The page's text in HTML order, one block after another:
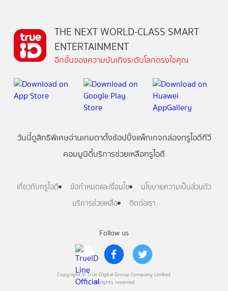
Follow us
Copyright © True Digital Group Company Limited.
All rights reserved
THE NEXT WORLD-CLASS SMART
ENTERTAINMENT
อีกขั้นของความบันเทิงระดับโลกตรงใจคุณ
วันนี้ดูสิทธิพิเศษอ่านเกมตาตั้งช้อปปิ้งแพ็กเกจกล่องทรูไอดีทีวี
คอมมูนิตี้บริการช่วยเหลือทรูไอดี
เกี่ยวกับทรูไอดี ข้อกำหนดและเงื่อนไข
นโยบายความเป็นส่วนตัว
บริการช่วยเหลือ
ติดต่อเรา